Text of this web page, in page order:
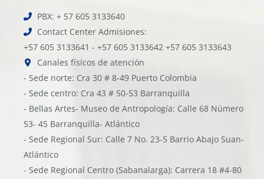
PBX: + 57 605 3133640
Contact Center Admisiones:
+57 605 3133641 - +57 605 3133642 +57 605 3133643
Canales físicos de atención
- Sede norte: Cra 30 # 8-49 Puerto Colombia
- Sede centro: Cra 43 # 50-53 Barranquilla
- Bellas Artes- Museo de Antropología: Calle 68 Número
53- 45 Barranquilla- Atlántico
- Sede Regional Sur: Calle 7 No. 23-5 Barrio Abajo Suan-
Atlántico
- Sede Regional Centro (Sabanalarga): Carrera 18 #4-80